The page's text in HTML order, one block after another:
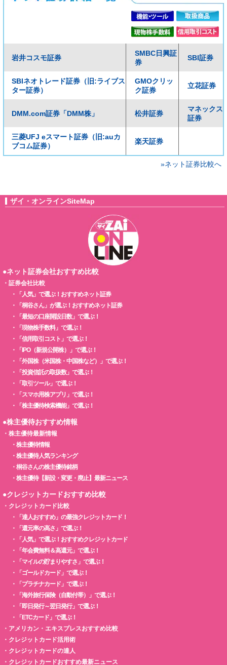
岩井コスモ証券
SMBC日興証
券
SBI証券
SBIネオトレード証券（旧:ライブス
ター証券）
GMOクリッ
ク証券
立花証券
DMM.com証券「DMM株」 松井証券
マネックス
証券
三菱UFJ eスマート証券（旧:auカ
ブコム証券）
楽天証券
»ネット証券比較へ
ザイ・オンラインSiteMap
●ネット証券会社おすすめ比較
・ 証券会社比較
・
「人気」で選ぶ！おすすめネット証券
・
「桐谷さん」が選ぶ！おすすめネット証券
・
「最短の口座開設日数」で選ぶ！
・
「現物株手数料」で選ぶ！
・
「信用取引コスト」で選ぶ！
・
「IPO（新規公開株）」で選ぶ！
・
「外国株（米国株・中国株など）」で選ぶ！
・
「投資信託の取扱数」で選ぶ！
・
「取引ツール」で選ぶ！
・
「スマホ用株アプリ」で選ぶ！
・
「株主優待検索機能」で選ぶ！
●株主優待おすすめ情報
・ 株主優待最新情報
・ 株主優待情報
・ 株主優待人気ランキング
・ 桐谷さんの株主優待銘柄
・ 株主優待【新設・変更・廃止】最新ニュース
●クレジットカードおすすめ比較
・ クレジットカード比較
・
「達人おすすめ」の最強クレジットカード！
・
「還元率の高さ」で選ぶ！
・
「人気」で選ぶ！おすすめクレジットカード
・
「年会費無料＆高還元」で選ぶ！
・
「マイルの貯まりやすさ」で選ぶ！
・
「ゴールドカード」で選ぶ！
・
「プラチナカード」で選ぶ！
・
「海外旅行保険（自動付帯）」で選ぶ！
・
「即日発行～翌日発行」で選ぶ！
・
「ETCカード」で選ぶ！
・ アメリカン・エキスプレスおすすめ比較
・ クレジットカード活用術
・ クレジットカードの達人
・ クレジットカードおすすめ最新ニュース